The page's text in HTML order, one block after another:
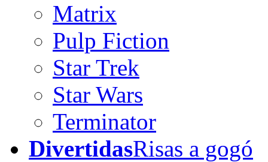
Matrix
Pulp Fiction
Star Trek
Star Wars
Terminator
DivertidasRisas a gogó